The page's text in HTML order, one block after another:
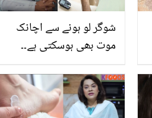
شوگر لو ہونے سے اچانک
موت بھی ہوسکتی ہے۔۔
میٹھا کھانے سے نقصان
نہیں ہوتا؟ جانیں ڈاکٹر کی